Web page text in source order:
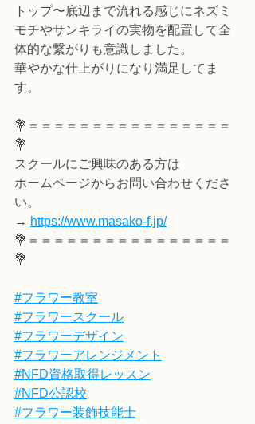
トップ〜底辺まで流れる感じにネズミ
モチやサンキライの実物を配置して全
体的な繋がりも意識しました。
華やかな仕上がりになり満足してま
す。
💐＝＝＝＝＝＝＝＝＝＝＝＝＝＝＝＝
💐
スクールにご興味のある方は
ホームページからお問い合わせくださ
い。
→ https://www.masako-f.jp/
💐＝＝＝＝＝＝＝＝＝＝＝＝＝＝＝＝
💐
#フラワー教室
#フラワースクール
#フラワーデザイン
#フラワーアレンジメント
#NFD資格取得レッスン
#NFD公認校
#フラワー装飾技能士